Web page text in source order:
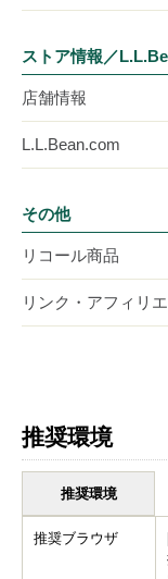
ストア情報／
店舗情報
L.L.Bean.com
その他
リコール商品
リンク・アフィリ
推奨環境
推奨環境
推奨ブラウザ